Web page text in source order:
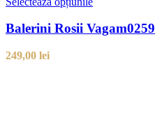
Balerini Rosii Vagam0259
249,00 lei